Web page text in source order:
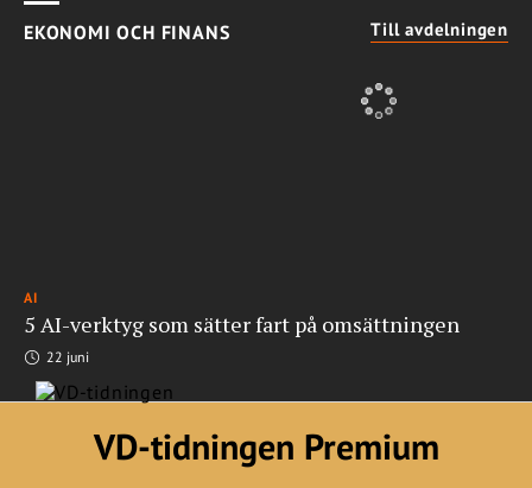
EKONOMI OCH FINANS Till avdelningen
AI
5 AI-verktyg som sätter fart på omsättningen
22 juni
VD-tidningen Premium